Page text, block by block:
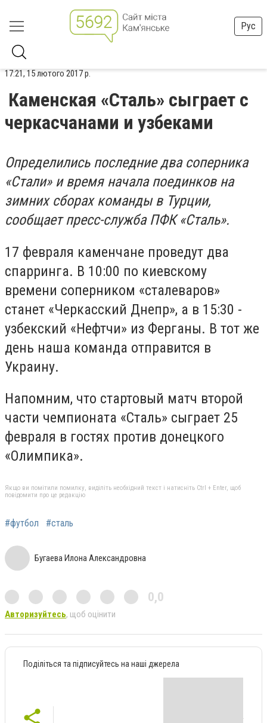
Рус
17:21, 15 лютого 2017 р.
Каменская «Сталь» сыграет с
черкасчанами и узбеками
Определились последние два соперника
«Стали» и время начала поединков на
зимних сборах команды в Турции,
сообщает пресс-служба ПФК «Сталь».
17 февраля каменчане проведут два
спарринга. В 10:00 по киевскому
времени соперником «сталеваров»
станет «Черкасский Днепр», а в 15:30 -
узбекский «Нефтчи» из Ферганы. В тот же
день наша команда отправится в
Украину.
Напомним, что стартовый матч второй
части чемпионата «Сталь» сыграет 25
февраля в гостях против донецкого
«Олимпика».
Якщо ви помітили помилку, виділіть необхідний текст і натисніть Ctrl + Enter, щоб
повідомити про це редакцію
#футбол #сталь
Бугаева Илона Александровна
0,0
Авторизуйтесь, щоб оцінити
Поділіться та підписуйтесь на наші джерела